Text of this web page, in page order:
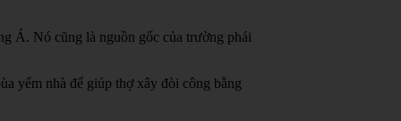
Á. Nó cũng là nguồn gốc của trường phái
yểm nhà để giúp thợ xây đòi công bằng